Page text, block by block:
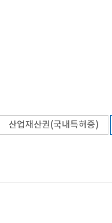
산업재산권(국내특허증)